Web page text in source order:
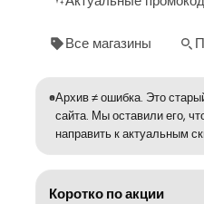
Все магазины
Архив ≠ ошибка. Это
сайта. Мы оставили его,
направить к актуальным
Коротко по акции